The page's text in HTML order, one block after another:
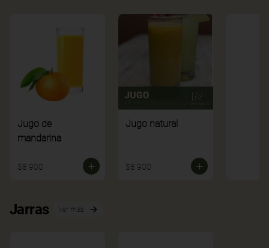
Jugo de
mandarina
$8.900
Jugo natural
$8.900
Jarras Ver más